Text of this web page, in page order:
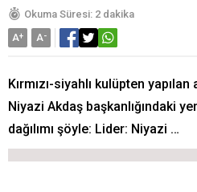
Okuma Süresi: 2 dakika
A+ A-
Kırmızı-siyahlı kulüpten
Niyazi Akdaş başkanlığındaki
dağılımı şöyle: Lider: Niyazi …